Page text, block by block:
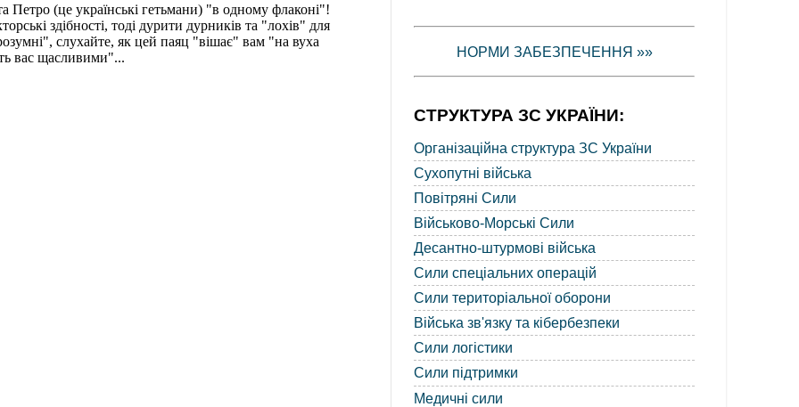
НОРМИ ЗАБЕЗПЕЧЕННЯ »»
СТРУКТУРА ЗС УКРАЇНИ:
Організаційна структура ЗС України
Сухопутні війська
Повітряні Сили
Військово-Морські Сили
Десантно-штурмові війська
Сили спеціальних операцій
Сили територіальної оборони
Війська зв'язку та кібербезпеки
Сили логістики
Сили підтримки
Медичні сили